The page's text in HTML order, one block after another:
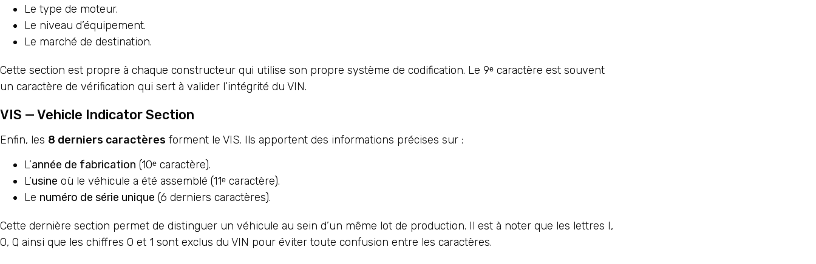
Le type de moteur.
Le niveau d’équipement.
Le marché de destination.
Cette section est propre à chaque constructeur qui utilise son propre système de codification. Le 9ᵉ caractère est souvent
un caractère de vérification qui sert à valider l’intégrité du VIN.
VIS — Vehicle Indicator Section
Enfin, les 8 derniers caractères forment le VIS. Ils apportent des informations précises sur :
L’année de fabrication (10ᵉ caractère).
L’usine où le véhicule a été assemblé (11ᵉ caractère).
Le numéro de série unique (6 derniers caractères).
Cette dernière section permet de distinguer un véhicule au sein d’un même lot de production. Il est à noter que les lettres I,
O, Q ainsi que les chiffres 0 et 1 sont exclus du VIN pour éviter toute confusion entre les caractères.